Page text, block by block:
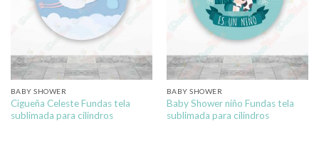
BABY SHOWER
Cigueña Celeste Fundas tela
sublimada para cilindros
BABY SHOWER
Baby Shower niño Fundas tela
sublimada para cilindros